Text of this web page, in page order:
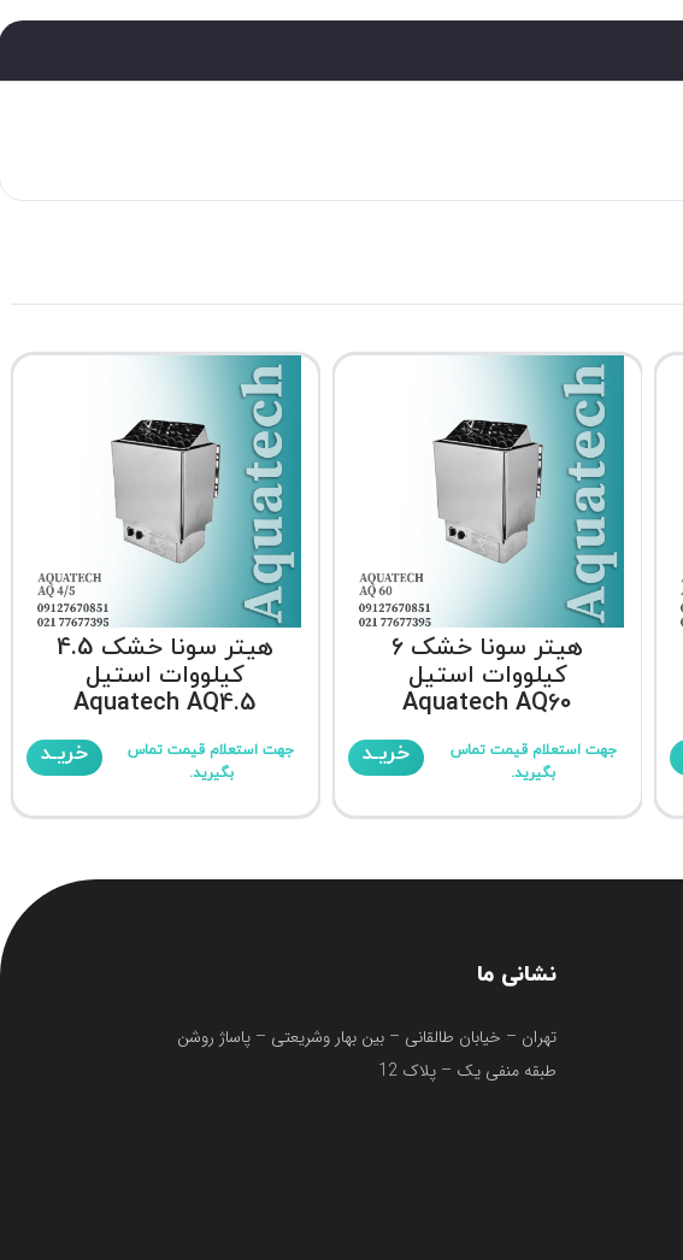
هیتر سونا خشک 6
کیلووات استیل
Aquatech AQ60
جهت استعلام قیمت تماس
بگیرید.
خریـد
هیتر سونا خشک 4.5
کیلووات استیل
Aquatech AQ4.5
جهت استعلام قیمت تماس
بگیرید.
خریـد
نشانی ما
تهران – خیابان طالقانی – بین بهار وشریعتی – پاساژ روشن
طبقه منفی یک – پلاک 12